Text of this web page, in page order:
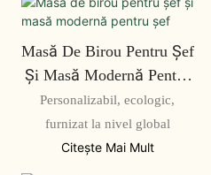
Masă De Birou Pentru Șef
Și Masă Modernă Pentru
Șef
Personalizabil, ecologic,
furnizat la nivel global
Citeşte Mai Mult